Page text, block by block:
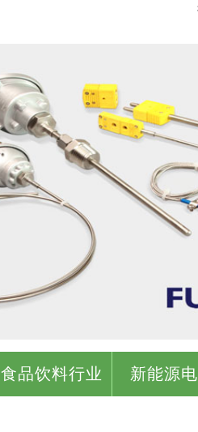
食品饮料行业 新能源